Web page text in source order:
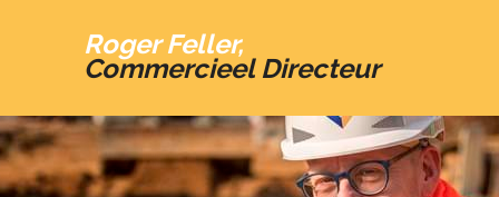
Roger Feller,
Commercieel Directeur